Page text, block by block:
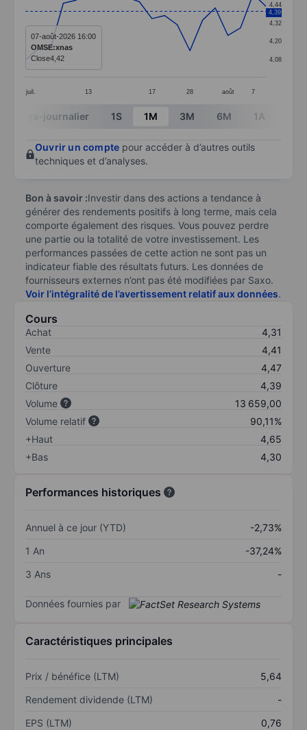
Line chart with 20 data points.
The chart has 1 X axis displaying categories.
The chart has 1 Y axis displaying values. Data
juil. 13 17 28 août 7
4,08
4,20
4,32
4,44
4,39
07-août-2026 16:00
OMSE:xnas
Close4,42
End of interactive chart.
Intra-journalier 1S 1M 3M 6M 1A
Ouvrir un compte pour accéder à d’autres outils
techniques et d’analyses.
Bon à savoir :Investir dans des actions a tendance à
générer des rendements positifs à long terme, mais cela
comporte également des risques. Vous pouvez perdre
une partie ou la totalité de votre investissement. Les
performances passées de cette action ne sont pas un
indicateur fiable des résultats futurs. Les données de
fournisseurs externes n’ont pas été modifiées par Saxo.
Voir l’intégralité de l’avertissement relatif aux données.
Cours
Achat
4,31
Vente
4,41
Ouverture
4,47
Clôture
4,39
Volume
13 659,00
Volume relatif
90,11%
+Haut
4,65
+Bas
4,30
Performances historiques
Annuel à ce jour (YTD)
-2,73%
1 An
-37,24%
3 Ans
-
Données fournies par
Caractéristiques principales
Prix / bénéfice (LTM)
5,64
Rendement dividende (LTM)
-
EPS (LTM)
0,76